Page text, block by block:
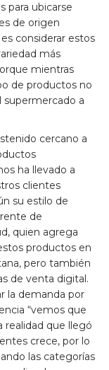
para ubicarse
de origen
considerar estos
más
mientras
de productos no
supermercado a
cercano a
ha llevado a
clientes
su estilo de
de
quien agrega
productos en
pero también
de venta digital.
la demanda por
“vemos que
realidad que llegó
crece, por lo
las categorías